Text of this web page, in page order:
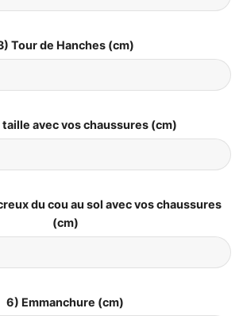
Tour de Hanches (cm)
avec vos chaussures (cm)
du cou au sol avec vos chaussures
(cm)
6) Emmanchure (cm)